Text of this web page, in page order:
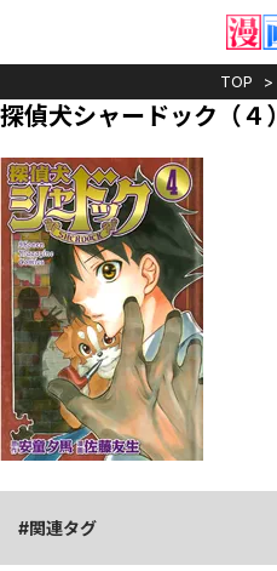
TOP
探偵犬シャードック（４）
関連タグ